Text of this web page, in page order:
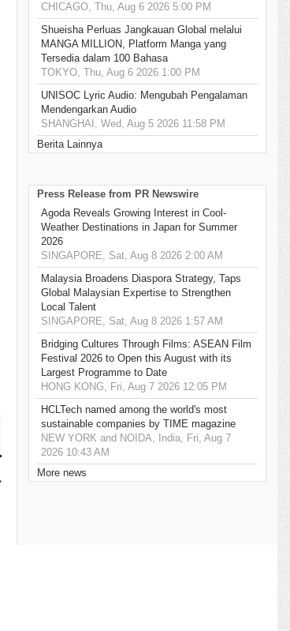
CHICAGO, Thu, Aug 6 2026 5:00 PM
Shueisha Perluas Jangkauan Global melalui
MANGA MILLION, Platform Manga yang
Tersedia dalam 100 Bahasa
TOKYO, Thu, Aug 6 2026 1:00 PM
UNISOC Lyric Audio: Mengubah Pengalaman
Mendengarkan Audio
SHANGHAI, Wed, Aug 5 2026 11:58 PM
Berita Lainnya
Press Release from PR Newswire
Agoda Reveals Growing Interest in Cool-
Weather Destinations in Japan for Summer
2026
SINGAPORE, Sat, Aug 8 2026 2:00 AM
Malaysia Broadens Diaspora Strategy, Taps
Global Malaysian Expertise to Strengthen
Local Talent
SINGAPORE, Sat, Aug 8 2026 1:57 AM
Bridging Cultures Through Films: ASEAN Film
Festival 2026 to Open this August with its
Largest Programme to Date
HONG KONG, Fri, Aug 7 2026 12:05 PM
HCLTech named among the world's most
sustainable companies by TIME magazine
NEW YORK and NOIDA, India, Fri, Aug 7
2026 10:43 AM
More news